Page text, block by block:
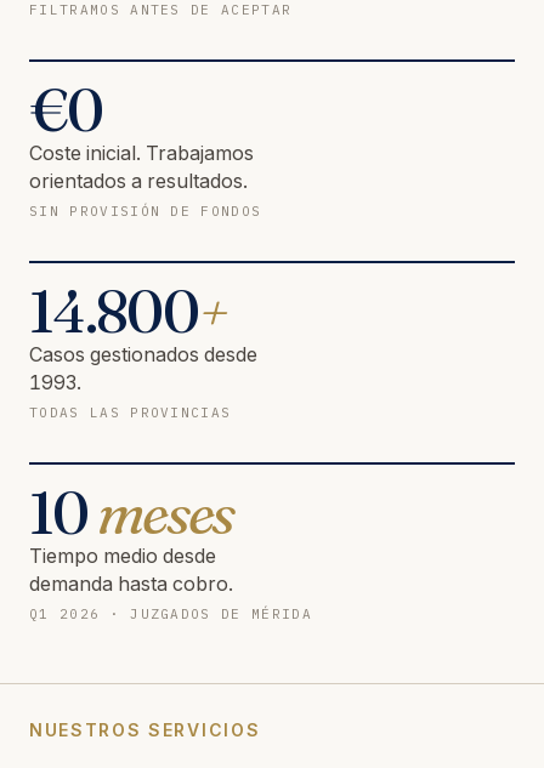
FILTRAMOS ANTES DE ACEPTAR
€0
Coste inicial. Trabajamos
orientados a resultados.
SIN PROVISIÓN DE FONDOS
14.800+
Casos gestionados desde
1993.
TODAS LAS PROVINCIAS
10meses
Tiempo medio desde
demanda hasta cobro.
Q1 2026 · JUZGADOS DE MÉRIDA
NUESTROS SERVICIOS